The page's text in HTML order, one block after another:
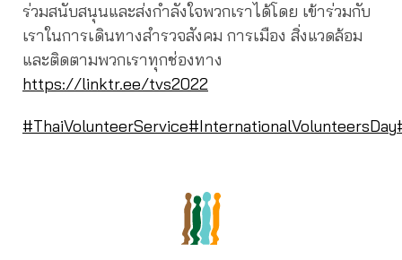
ร่วมสนับสนุนและส่งกำลังใจพวกเราได้โดย เข้าร่วมกับ
เราในการเดินทางสำรวจสังคม การเมือง สิ่งแวดล้อม
และติดตามพวกเราทุกช่องทาง
https://linktr.ee/tvs2022
#ThaiVolunteerService#InternationalVolunteersDay